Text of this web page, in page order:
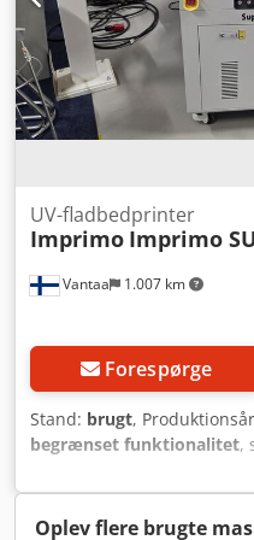
varer svarer til deres alder
og slidstanden på de
Brugte maskiner sælges
og uden garanti.
Vantaa 1.007 km
UV-fladbedprinter
Imprimo Imprimo
Forespørge
Stand: brugt,
begrænset funktionalitet,
denne brugte Imprimo
materialer, fremstillet i
du har spørgsmål eller
Oplev flere brugte